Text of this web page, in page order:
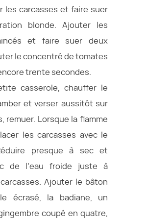
les carcasses et faire suer
blonde. Ajouter les
et faire suer deux
le concentré de tomates
trente secondes.
casserole, chauffer le
et verser aussitôt sur
remuer. Lorsque la flamme
les carcasses avec le
presque à sec et
de l’eau froide juste à
Ajouter le bâton
écrasé, la badiane, un
coupé en quatre,